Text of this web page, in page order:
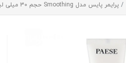
پرایمر پایس مدل Smoothing حجم 30 میلی لیتر